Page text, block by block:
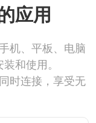
应用
机、平板、电脑
和使用。
时连接，享受无